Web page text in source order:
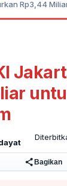
Rp3,44
Bagikan